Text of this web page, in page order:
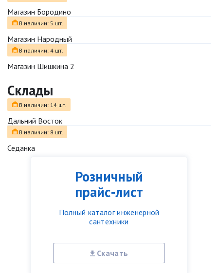
Розничный
прайс-лист
Полный каталог инженерной
сантехники
Скачать
Магазин Бородино
В наличии: 5 шт.
Магазин Народный
В наличии: 4 шт.
Магазин Шишкина 2
Склады
В наличии: 14 шт.
Дальний Восток
В наличии: 8 шт.
Седанка